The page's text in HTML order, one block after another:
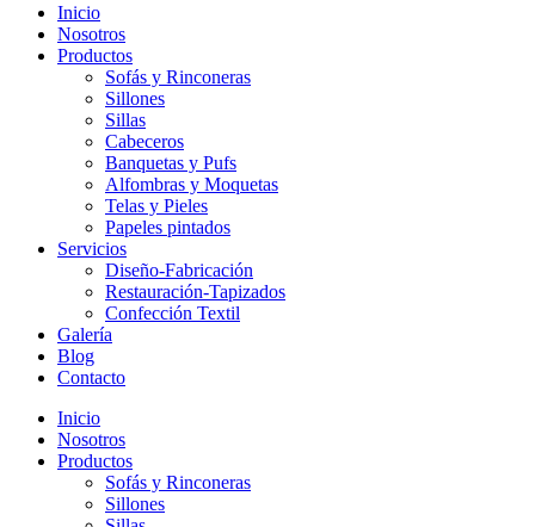
Inicio
Nosotros
Productos
Sofás y Rinconeras
Sillones
Sillas
Cabeceros
Banquetas y Pufs
Alfombras y Moquetas
Telas y Pieles
Papeles pintados
Servicios
Diseño-Fabricación
Restauración-Tapizados
Confección Textil
Galería
Blog
Contacto
Inicio
Nosotros
Productos
Sofás y Rinconeras
Sillones